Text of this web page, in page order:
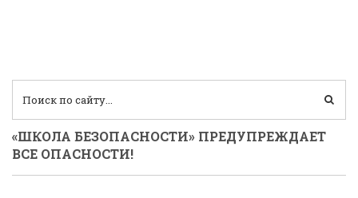
«ШКОЛА БЕЗОПАСНОСТИ» ПРЕДУПРЕЖДАЕТ
ВСЕ ОПАСНОСТИ!